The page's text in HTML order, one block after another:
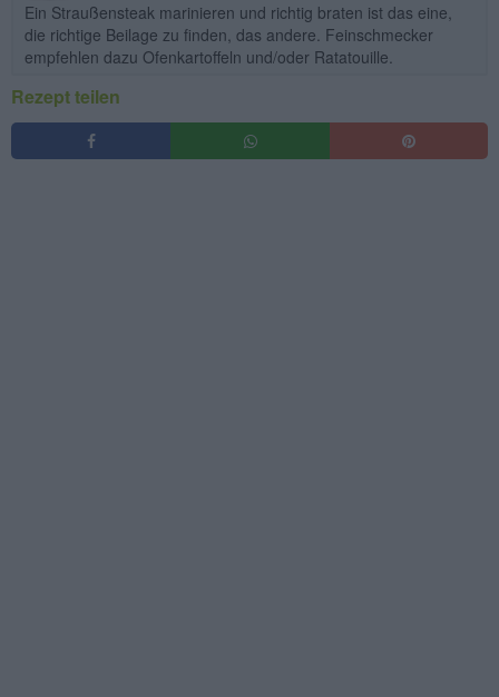
Ein Straußensteak marinieren und richtig braten ist das eine,
die richtige Beilage zu finden, das andere. Feinschmecker
empfehlen dazu Ofenkartoffeln und/oder Ratatouille.
Rezept teilen